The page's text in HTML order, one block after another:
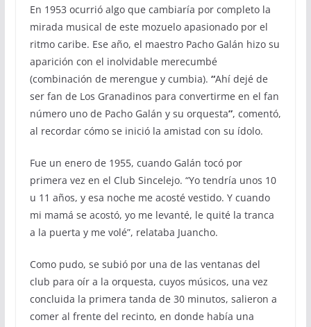
En 1953 ocurrió algo que cambiaría por completo la
mirada musical de este mozuelo apasionado por el
ritmo caribe. Ese año, el maestro Pacho Galán hizo su
aparición con el inolvidable merecumbé
(combinación de merengue y cumbia). “Ahí dejé de
ser fan de Los Granadinos para convertirme en el fan
número uno de Pacho Galán y su orquesta”, comentó,
al recordar cómo se inició la amistad con su ídolo.
Fue un enero de 1955, cuando Galán tocó por
primera vez en el Club Sincelejo. “Yo tendría unos 10
u 11 años, y esa noche me acosté vestido. Y cuando
mi mamá se acostó, yo me levanté, le quité la tranca
a la puerta y me volé”, relataba Juancho.
Como pudo, se subió por una de las ventanas del
club para oír a la orquesta, cuyos músicos, una vez
concluida la primera tanda de 30 minutos, salieron a
comer al frente del recinto, en donde había una